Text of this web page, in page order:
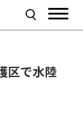
区で水陸